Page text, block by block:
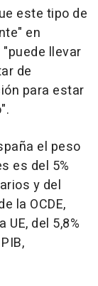
este tipo de
en
llevar
de
para estar
el peso
es del 5%
y del
la OCDE,
del 5,8%